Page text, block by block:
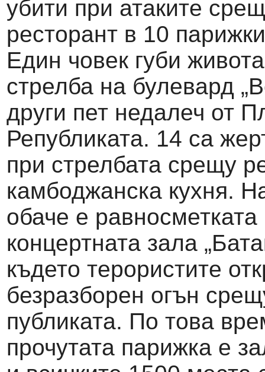
убити при атаките
ресторант в 10
Един човек губи
стрелба на булевард
други пет недалеч от
Републиката. 14 са
при стрелбата срещу
камбоджанска кухня.
обаче е равносметката
концертната зала
където терористите
безразборен огън
публиката. По това
прочутата парижка е